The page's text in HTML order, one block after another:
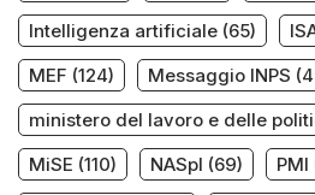
Intelligenza artificiale (65)
MEF (124) Messaggio INPS
ministero del lavoro e delle
MiSE (110) NASpI (69) PMI